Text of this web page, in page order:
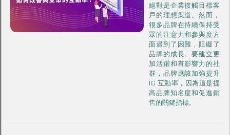
絕對是企業接觸目標客
戶的理想渠道。然而，
很多品牌在持續保持受
眾的注意力和參與度方
面遇到了困難，阻礙了
品牌的成長。要建立更
加活躍和有影響力的社
群，品牌應該加強提升
IG 互動率，因為這是提
高品牌知名度和促進銷
售的關鍵指標。‍